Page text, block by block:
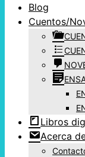
Blog
Cuentos/
Libros
Acerca